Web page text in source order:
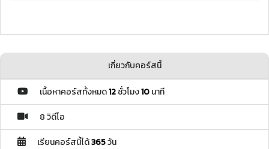
เกี่ยวกับคอร์สนี้
เนื้อหาคอร์สทั้งหมด12ชั่วโมง10นาที
8 วิดีโอ
เรียนคอร์สนี้ได้365วัน